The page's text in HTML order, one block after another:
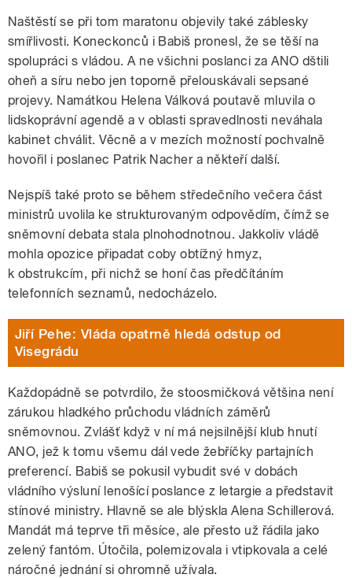
Naštěstí se při tom maratonu objevily také záblesky
smířlivosti. Koneckonců i Babiš pronesl, že se těší na
spolupráci s vládou. A ne všichni poslanci za ANO dštili
oheň a síru nebo jen toporně přelouskávali sepsané
projevy. Namátkou Helena Válková poutavě mluvila o
lidskoprávní agendě a v oblasti spravedlnosti neváhala
kabinet chválit. Věcně a v mezích možností pochvalně
hovořil i poslanec Patrik Nacher a někteří další.
Nejspíš také proto se během středečního večera část
ministrů uvolila ke strukturovaným odpovědím, čímž se
sněmovní debata stala plnohodnotnou. Jakkoliv vládě
mohla opozice připadat coby obtížný hmyz,
k obstrukcím, při nichž se honí čas předčítáním
telefonních seznamů, nedocházelo.
Jiří Pehe: Vláda opatrně hledá odstup od
Visegrádu
Každopádně se potvrdilo, že stoosmičková většina není
zárukou hladkého průchodu vládních záměrů
sněmovnou. Zvlášť když v ní má nejsilnější klub hnutí
ANO, jež k tomu všemu dál vede žebříčky partajních
preferencí. Babiš se pokusil vybudit své v dobách
vládního výsluní lenošící poslance z letargie a představit
stínové ministry. Hlavně se ale blýskla Alena Schillerová.
Mandát má teprve tři měsíce, ale přesto už řádila jako
zelený fantóm. Útočila, polemizovala i vtipkovala a celé
náročné jednání si ohromně užívala.